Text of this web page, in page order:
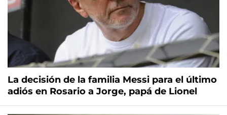
La decisión de la familia Messi para el último
adiós en Rosario a Jorge, papá de Lionel